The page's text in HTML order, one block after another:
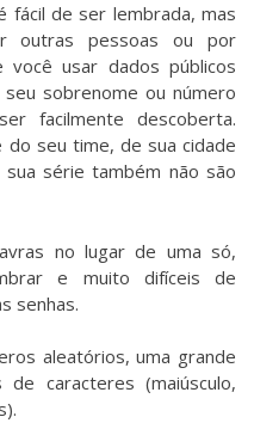
fácil de ser lembrada, mas
outras pessoas ou por
você usar dados públicos
sobrenome ou número
facilmente descoberta.
do seu time, de sua cidade
série também não são
no lugar de uma só,
e muito difíceis de
senhas.
aleatórios, uma grande
caracteres (maiúsculo,